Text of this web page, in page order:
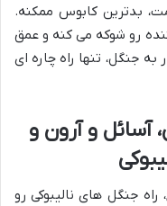
بدترین کابوس ممکنه.
رو شوکه می کنه و عمق
جنگل، تنها راه چاره ای
آسائل و آرون و
راه جنگل های نالیبوکی رو